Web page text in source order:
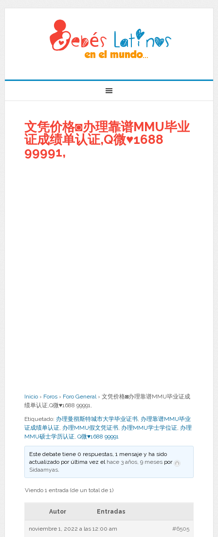
文凭价格◙办理靠谱MMU毕业
证成绩单认证,Q微♥1688
99991,
Inicio › Foros › Foro General › 文凭价格◙办理靠谱MMU毕业证成
绩单认证,Q微♥1688 99991,
Etiquetado: 办理曼彻斯特城市大学毕业证书, 办理靠谱MMU毕业
证成绩单认证, 办理MMU假文凭证书, 办理MMU学士学位证, 办理
MMU硕士学历认证, Q微♥1688 99991
Este debate tiene 0 respuestas, 1 mensaje y ha sido
actualizado por última vez el hace 3 años, 9 meses por
Sidaamyas.
Viendo 1 entrada (de un total de 1)
Autor Entradas
noviembre 1, 2022 a las 12:00 am #6505